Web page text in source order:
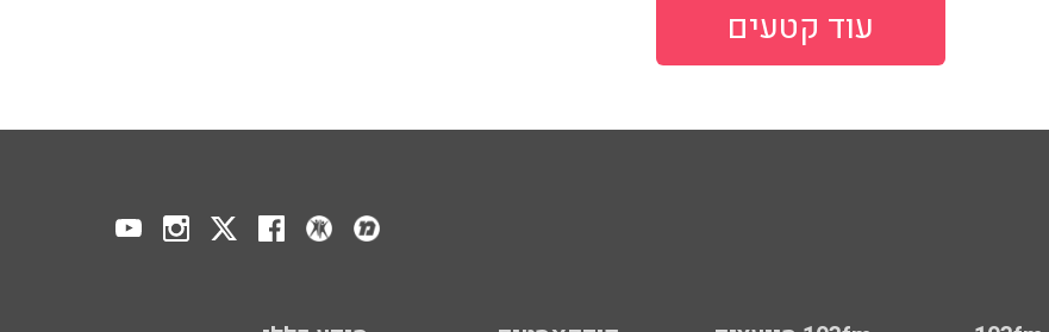
עוד קטעים